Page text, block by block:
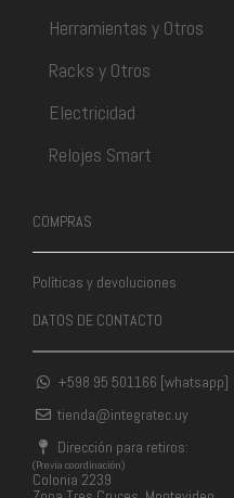
Herramientas y Otros
Racks y Otros
Electricidad
Relojes Smart
COMPRAS
Políticas y devoluciones
DATOS DE CONTACTO
+598 95 501166 [whatsapp]
tienda@integratec.uy
Dirección para retiros:
(Previa coordinación)
Colonia 2239